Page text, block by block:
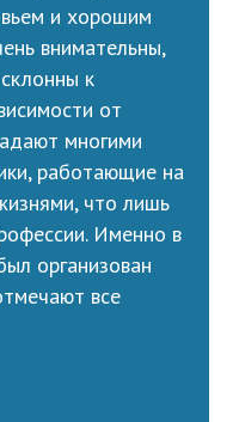
и хорошим
внимательны,
к
от
многими
работающие на
что лишь
Именно в
организован
все